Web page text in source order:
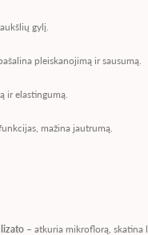
gylį.
pleiskanojimą ir sausumą.
ir elastingumą.
mažina jautrumą.
– atkuria mikroflorą, skatina